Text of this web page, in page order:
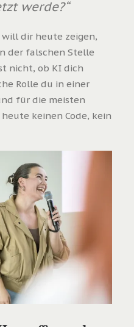
werde?“
will dir heute zeigen,
der falschen Stelle
nicht, ob KI dich
Rolle du in einer
für die meisten
keinen Code, kein